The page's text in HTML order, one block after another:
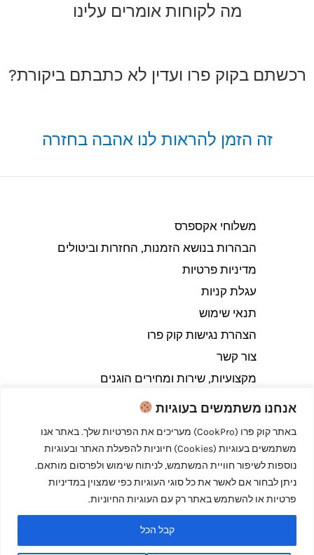
אנחנו משתמשים בעוגיות
באתר קוק פרו (CookPro) מעריכים את הפרטיות שלך. באתר אנו
משתמשים בעוגיות (Cookies) חיוניות להפעלת האתר ובעוגיות
נוספות לשיפור חוויית המשתמש, לניתוח שימוש ולפרסום מותאם.
ניתן לבחור אם לאשר את כל סוגי העוגיות כפי שמצוין במדיניות
פרטיות או להשתמש באתר רק עם העוגיות החיוניות.
קבל הכל
מה לקוחות אומרים עלינו
רכשתם בקוק פרו ועדין לא כתבתם ביקורת?
זה הזמן להראות לנו אהבה בחזרה
משלוחי אקספרס
הבהרות בנושא הזמנות, החזרות וביטולים​
מדיניות פרטיות
עגלת קניות
תנאי שימוש
הצהרת נגישות קוק פרו
צור קשר
מקצועיות, שירות ומחירים הוגנים
Copyright © 2026 קוק פרו - לבשל כמו מקצוענים